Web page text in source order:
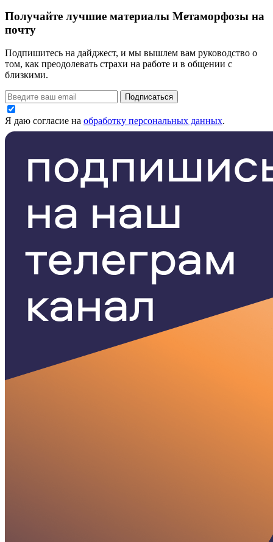
Получайте лучшие материалы Метаморфозы на
почту
Подпишитесь на дайджест, и мы вышлем вам руководство о
том, как преодолевать страхи на работе и в общении с
близкими.
Подписаться
Я даю согласие на обработку персональных данных.